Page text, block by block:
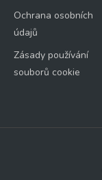
Ochrana osobních
údajů
Zásady používání
souborů cookie